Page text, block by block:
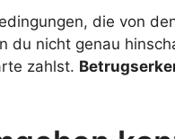
die von
du nicht genau
zahlst.